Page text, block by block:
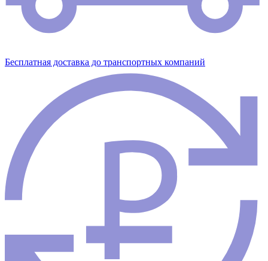
Бесплатная доставка до транспортных компаний